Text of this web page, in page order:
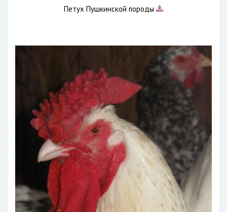
Петух Пушкинской породы